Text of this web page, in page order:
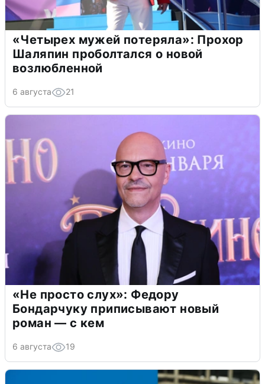
«Четырех мужей потеряла»: Прохор
Шаляпин проболтался о новой
возлюбленной
6 августа 21
«Не просто слух»: Федору
Бондарчуку приписывают новый
роман — с кем
6 августа 19